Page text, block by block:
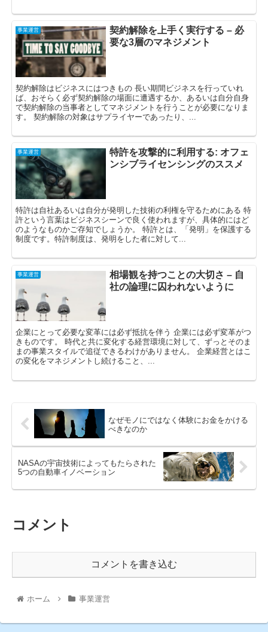
事業運営
契約解除を上手く実行する – 必
要な3層のマネジメント
契約解除はビジネスにはつきもの 長い期間ビジネスを行っていれ
ば、おそらく必ず契約解除の場面に遭遇するか、あるいは自分自身
で契約解除の当事者としてマネジメントを行うことが必要になりま
す。 契約解除の対象はサプライヤーであったり、...
事業運営
特許を攻撃的に利用する: オフェ
ンシブライセンシングのススメ
特許は自社あるいは自分が発明した技術の利権を守るためにある 特
許という言葉はビジネスシーンで良く使われますが、具体的にはど
のようなものかご存知でしょうか。 特許とは、「発明」を保護する
制度です。特許制度は、発明をした者に対して...
事業運営
相場観を持つことの大切さ – 自
社の論理に囚われないように
企業にとって必要な変革には必ず抵抗を伴う 企業には必ず変革がつ
きものです。 時代と共に変化する経営環境に対して、ずっとそのま
まの事業スタイルで追従できるわけがありません。 企業経営とはこ
の変化をマネジメントし続けること、...
なぜモノにではなく体験にお金をかける
べきなのか
NASAの宇宙技術によってもたらされた
5つの自動車イノベーション
コメント
コメントを書き込む
ホーム 事業運営